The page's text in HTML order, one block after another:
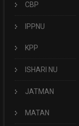
CBP
IPPNU
KPP
ISHARI NU
JATMAN
MATAN